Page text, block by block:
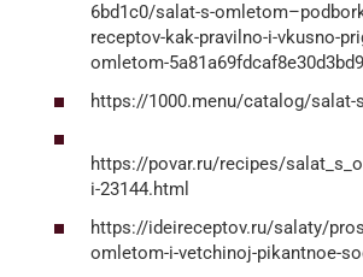
6bd1c0/salat-s-
receptov-kak-pravilno-i-vkusno-
omletom-
https://1000.menu/catalog/salat-
https://povar.ru/recipes/
i-23144.html
https://ideireceptov.ru/salaty/
omletom-i-vetchinoj-pikantnoe-